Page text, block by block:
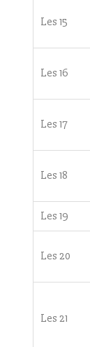
Les 15
Les 16
Les 17
Les 18
Les 19
Les 20
Les 21